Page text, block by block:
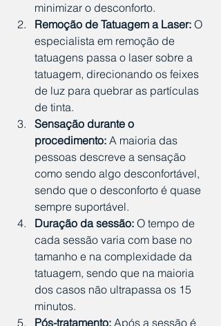
minimizar o desconforto.
Remoção de Tatuagem a Laser: O
especialista em remoção de
tatuagens passa o laser sobre a
tatuagem, direcionando os feixes
de luz para quebrar as partículas
de tinta.
Sensação durante o
procedimento: A maioria das
pessoas descreve a sensação
como sendo algo desconfortável,
sendo que o desconforto é quase
sempre suportável.
Duração da sessão: O tempo de
cada sessão varia com base no
tamanho e na complexidade da
tatuagem, sendo que na maioria
dos casos não ultrapassa os 15
minutos.
Pós-tratamento: Após a sessão é